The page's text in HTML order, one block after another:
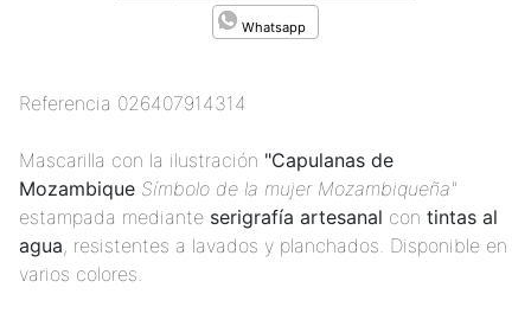
Whatsapp
Referencia 026407914314
Mascarilla con la ilustración "Capulanas de
Mozambique Símbolo de la mujer Mozambiqueña"
estampada mediante serigrafía artesanal con tintas al
agua, resistentes a lavados y planchados. Disponible en
varios colores.